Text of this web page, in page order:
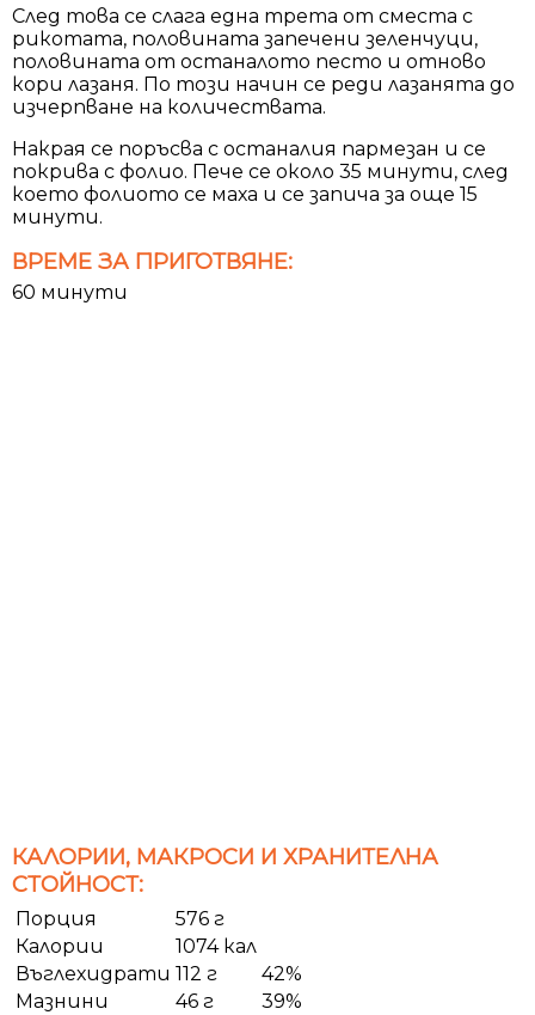
След това се слага една трета от сместа с
рикотата, половината запечени зеленчуци,
половината от останалото песто и отново
кори лазаня. По този начин се реди лазанята до
изчерпване на количествата.
Накрая се поръсва с останалия пармезан и се
покрива с фолио. Пече се около 35 минути, след
което фолиото се маха и се запича за още 15
минути.
ВРЕМЕ ЗА ПРИГОТВЯНЕ:
60 минути
КАЛОРИИ, МАКРОСИ И ХРАНИТЕЛНА
СТОЙНОСТ:
Порция
576 г
Калории
1074 кал
Въглехидрати 112 г
42%
Мазнини
46 г
39%